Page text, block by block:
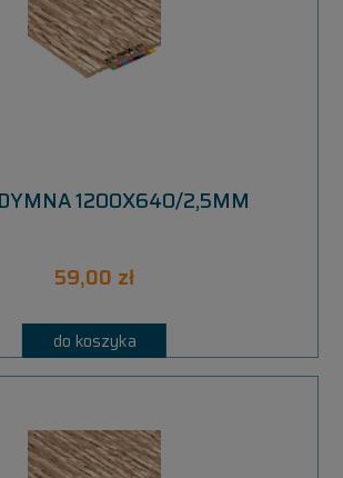
1200X640/2,5MM
59,00 zł
do koszyka